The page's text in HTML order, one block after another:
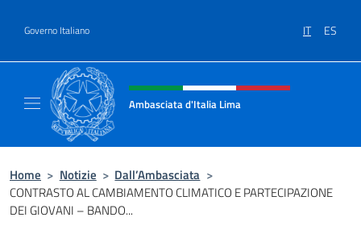
Governo Italiano IT ES
Intestazione sito, social e menù
Ambasciata d'Italia Lima
Home > Notizie > Dall’Ambasciata >
CONTRASTO AL CAMBIAMENTO CLIMATICO E PARTECIPAZIONE
DEI GIOVANI – BANDO...